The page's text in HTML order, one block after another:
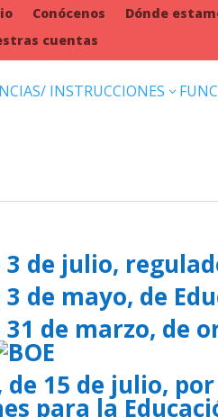
Conócenos Dónde
cuentas
INSTRUCCIONES 3
3 de julio,
de mayo, de
31 de marzo, de
de 15 de julio,
para la